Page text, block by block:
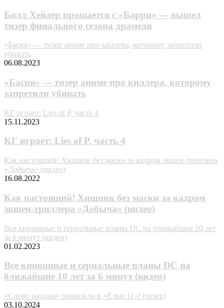
Билл Хейдер прощается с «Барри» — вышел
тизер финального сезона драмеди
«Бacня» — тизер аниме про киллера, которому запретили
убивать
06.08.2023
«Бacня» — тизер аниме про киллера, которому
запретили убивать
KГ игpaeт: Lies of P, чacть 4
15.11.2023
KГ игpaeт: Lies of P, чacть 4
Как настоящий! Хищник без маски за кадром экшен-триллера
«Добыча» (видео)
16.08.2022
Как настоящий! Хищник без маски за кадром
экшен-триллера «Добыча» (видео)
Все киношные и сериальные планы DC на ближайшие 10 лет
за 6 минут (видео)
01.02.2023
Все киношные и сериальные планы DC на
ближайшие 10 лет за 6 минут (видео)
«Слово пацана» проникло в «Ёлки 11»! (тизер)
03.10.2024